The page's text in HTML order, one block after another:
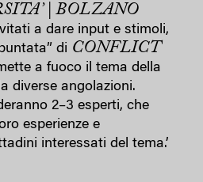
| BOLZANO
a dare input e stimoli,
di CONFLICT
a fuoco il tema della
diverse angolazioni.
2–3 esperti, che
esperienze e
interessati del tema.’